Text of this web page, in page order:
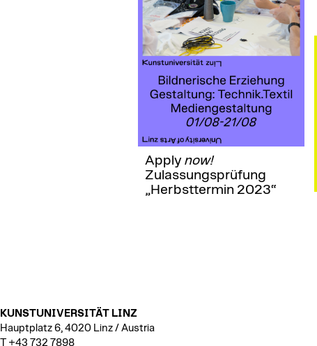
Apply now!
Zulassungsprüfung
„Herbsttermin 2023“
KUNSTUNIVERSITÄT LINZ
Hauptplatz 6, 4020 Linz / Austria
T +43 732 7898